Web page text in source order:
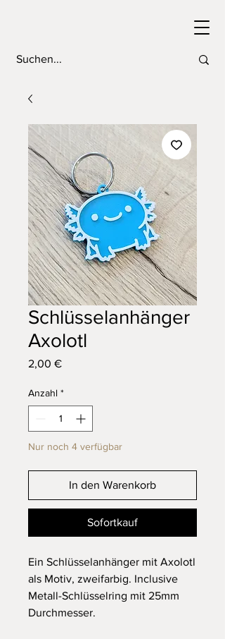
Schlüsselanhänger
Axolotl
2,00 €Preis
Anzahl *
Nur noch 4 verfügbar
In den Warenkorb
Sofortkauf
Ein Schlüsselanhänger mit Axolotl
als Motiv, zweifarbig. Inclusive
Metall-Schlüsselring mit 25mm
Durchmesser.